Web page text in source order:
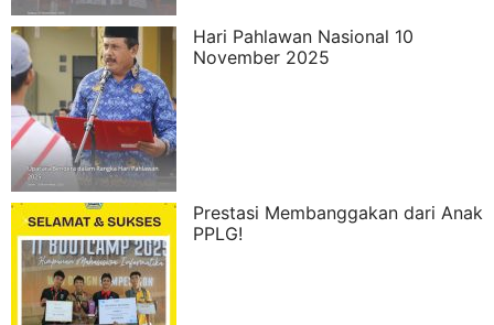
Hari Pahlawan Nasional 10
November 2025
Prestasi Membanggakan dari Anak
PPLG!